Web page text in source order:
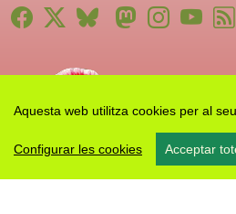
Aquesta web utilitza cookies per al
Configurar les cookies Acceptar